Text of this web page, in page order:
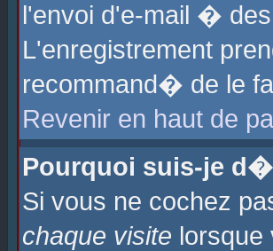
l'envoi d'e-mail �
L'enregistrement
recommand� de le
Revenir en haut de
Pourquoi suis-je
Si vous ne cochez
chaque visite lorsque